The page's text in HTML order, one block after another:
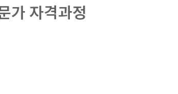
가 자격과정